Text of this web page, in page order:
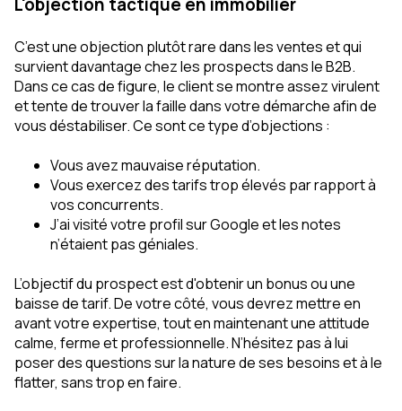
C’est une objection plutôt rare dans les ventes et qui
survient davantage chez les prospects dans le B2B.
Dans ce cas de figure, le client se montre assez virulent
et tente de trouver la faille dans votre démarche afin de
vous déstabiliser. Ce sont ce type d’objections :
Vous avez mauvaise réputation.
Vous exercez des tarifs trop élevés par rapport à
vos concurrents.
J’ai visité votre profil sur Google et les notes
n’étaient pas géniales.
L’objectif du prospect est d'obtenir un bonus ou une
baisse de tarif. De votre côté, vous devrez mettre en
avant votre expertise, tout en maintenant une attitude
calme, ferme et professionnelle. N’hésitez pas à lui
poser des questions sur la nature de ses besoins et à le
flatter, sans trop en faire.